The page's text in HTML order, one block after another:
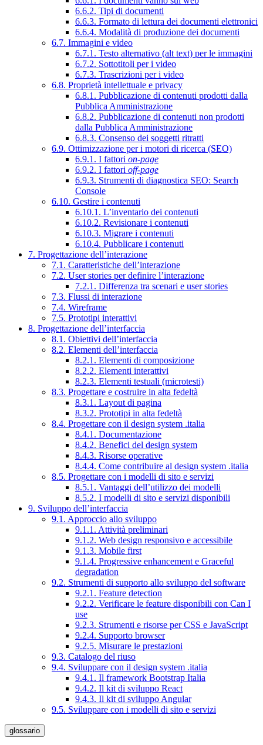
6.6.2. Tipi di documenti
6.6.3. Formato di lettura dei documenti elettronici
6.6.4. Modalità di produzione dei documenti
6.7. Immagini e video
6.7.1. Testo alternativo (alt text) per le immagini
6.7.2. Sottotitoli per i video
6.7.3. Trascrizioni per i video
6.8. Proprietà intellettuale e privacy
6.8.1. Pubblicazione di contenuti prodotti dalla
Pubblica Amministrazione
6.8.2. Pubblicazione di contenuti non prodotti
dalla Pubblica Amministrazione
6.8.3. Consenso dei soggetti ritratti
6.9. Ottimizzazione per i motori di ricerca (SEO)
6.9.1. I fattori on-page
6.9.2. I fattori off-page
6.9.3. Strumenti di diagnostica SEO: Search
Console
6.10. Gestire i contenuti
6.10.1. L’inventario dei contenuti
6.10.2. Revisionare i contenuti
6.10.3. Migrare i contenuti
6.10.4. Pubblicare i contenuti
7. Progettazione dell’interazione
7.1. Caratteristiche dell’interazione
7.2. User stories per definire l’interazione
7.2.1. Differenza tra scenari e user stories
7.3. Flussi di interazione
7.4. Wireframe
7.5. Prototipi interattivi
8. Progettazione dell’interfaccia
8.1. Obiettivi dell’interfaccia
8.2. Elementi dell’interfaccia
8.2.1. Elementi di composizione
8.2.2. Elementi interattivi
8.2.3. Elementi testuali (microtesti)
8.3. Progettare e costruire in alta fedeltà
8.3.1. Layout di pagina
8.3.2. Prototipi in alta fedeltà
8.4. Progettare con il design system .italia
8.4.1. Documentazione
8.4.2. Benefici del design system
8.4.3. Risorse operative
8.4.4. Come contribuire al design system .italia
8.5. Progettare con i modelli di sito e servizi
8.5.1. Vantaggi dell’utilizzo dei modelli
8.5.2. I modelli di sito e servizi disponibili
9. Sviluppo dell’interfaccia
9.1. Approccio allo sviluppo
9.1.1. Attività preliminari
9.1.2. Web design responsivo e accessibile
9.1.3. Mobile first
9.1.4. Progressive enhancement e Graceful
degradation
9.2. Strumenti di supporto allo sviluppo del software
9.2.1. Feature detection
9.2.2. Verificare le feature disponibili con Can I
use
9.2.3. Strumenti e risorse per CSS e JavaScript
9.2.4. Supporto browser
9.2.5. Misurare le prestazioni
9.3. Catalogo del riuso
9.4. Sviluppare con il design system .italia
9.4.1. Il framework Bootstrap Italia
9.4.2. Il kit di sviluppo React
9.4.3. Il kit di sviluppo Angular
9.5. Sviluppare con i modelli di sito e servizi
glossario